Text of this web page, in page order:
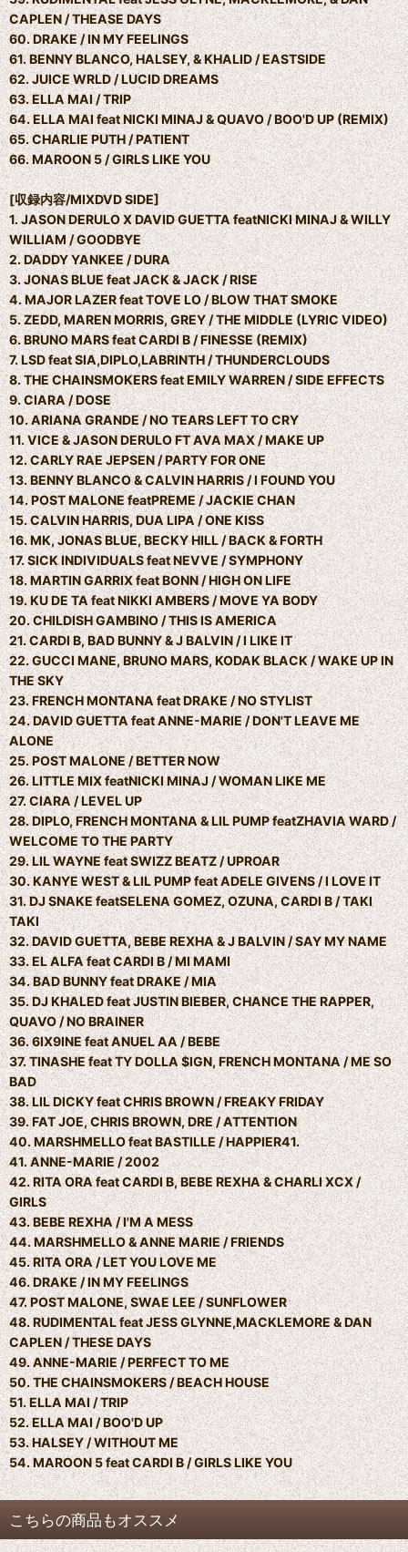
CAPLEN / THEASE DAYS
60. DRAKE / IN MY FEELINGS
61. BENNY BLANCO, HALSEY, & KHALID / EASTSIDE
62. JUICE WRLD / LUCID DREAMS
63. ELLA MAI / TRIP
64. ELLA MAI feat NICKI MINAJ & QUAVO / BOO'D UP (REMIX)
65. CHARLIE PUTH / PATIENT
66. MAROON 5 / GIRLS LIKE YOU
[収録内容/MIXDVD SIDE]
1. JASON DERULO X DAVID GUETTA featNICKI MINAJ & WILLY
WILLIAM / GOODBYE
2. DADDY YANKEE / DURA
3. JONAS BLUE feat JACK & JACK / RISE
4. MAJOR LAZER feat TOVE LO / BLOW THAT SMOKE
5. ZEDD, MAREN MORRIS, GREY / THE MIDDLE (LYRIC VIDEO)
6. BRUNO MARS feat CARDI B / FINESSE (REMIX)
7. LSD feat SIA,DIPLO,LABRINTH / THUNDERCLOUDS
8. THE CHAINSMOKERS feat EMILY WARREN / SIDE EFFECTS
9. CIARA / DOSE
10. ARIANA GRANDE / NO TEARS LEFT TO CRY
11. VICE & JASON DERULO FT AVA MAX / MAKE UP
12. CARLY RAE JEPSEN / PARTY FOR ONE
13. BENNY BLANCO & CALVIN HARRIS / I FOUND YOU
14. POST MALONE featPREME / JACKIE CHAN
15. CALVIN HARRIS, DUA LIPA / ONE KISS
16. MK, JONAS BLUE, BECKY HILL / BACK & FORTH
17. SICK INDIVIDUALS feat NEVVE / SYMPHONY
18. MARTIN GARRIX feat BONN / HIGH ON LIFE
19. KU DE TA feat NIKKI AMBERS / MOVE YA BODY
20. CHILDISH GAMBINO / THIS IS AMERICA
21. CARDI B, BAD BUNNY & J BALVIN / I LIKE IT
22. GUCCI MANE, BRUNO MARS, KODAK BLACK / WAKE UP IN
THE SKY
23. FRENCH MONTANA feat DRAKE / NO STYLIST
24. DAVID GUETTA feat ANNE-MARIE / DON'T LEAVE ME
ALONE
25. POST MALONE / BETTER NOW
26. LITTLE MIX featNICKI MINAJ / WOMAN LIKE ME
27. CIARA / LEVEL UP
28. DIPLO, FRENCH MONTANA & LIL PUMP featZHAVIA WARD /
WELCOME TO THE PARTY
29. LIL WAYNE feat SWIZZ BEATZ / UPROAR
30. KANYE WEST & LIL PUMP feat ADELE GIVENS / I LOVE IT
31. DJ SNAKE featSELENA GOMEZ, OZUNA, CARDI B / TAKI
TAKI
32. DAVID GUETTA, BEBE REXHA & J BALVIN / SAY MY NAME
33. EL ALFA feat CARDI B / MI MAMI
34. BAD BUNNY feat DRAKE / MIA
35. DJ KHALED feat JUSTIN BIEBER, CHANCE THE RAPPER,
QUAVO / NO BRAINER
36. 6IX9INE feat ANUEL AA / BEBE
37. TINASHE feat TY DOLLA $IGN, FRENCH MONTANA / ME SO
BAD
38. LIL DICKY feat CHRIS BROWN / FREAKY FRIDAY
39. FAT JOE, CHRIS BROWN, DRE / ATTENTION
40. MARSHMELLO feat BASTILLE / HAPPIER41.
41. ANNE-MARIE / 2002
42. RITA ORA feat CARDI B, BEBE REXHA & CHARLI XCX /
GIRLS
43. BEBE REXHA / I'M A MESS
44. MARSHMELLO & ANNE MARIE / FRIENDS
45. RITA ORA / LET YOU LOVE ME
46. DRAKE / IN MY FEELINGS
47. POST MALONE, SWAE LEE / SUNFLOWER
48. RUDIMENTAL feat JESS GLYNNE,MACKLEMORE & DAN
CAPLEN / THESE DAYS
49. ANNE-MARIE / PERFECT TO ME
50. THE CHAINSMOKERS / BEACH HOUSE
51. ELLA MAI / TRIP
52. ELLA MAI / BOO'D UP
53. HALSEY / WITHOUT ME
54. MAROON 5 feat CARDI B / GIRLS LIKE YOU
こちらの商品もオススメ